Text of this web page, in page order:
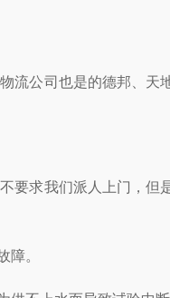
公司也是的德邦、
求我们派人上门，
障。